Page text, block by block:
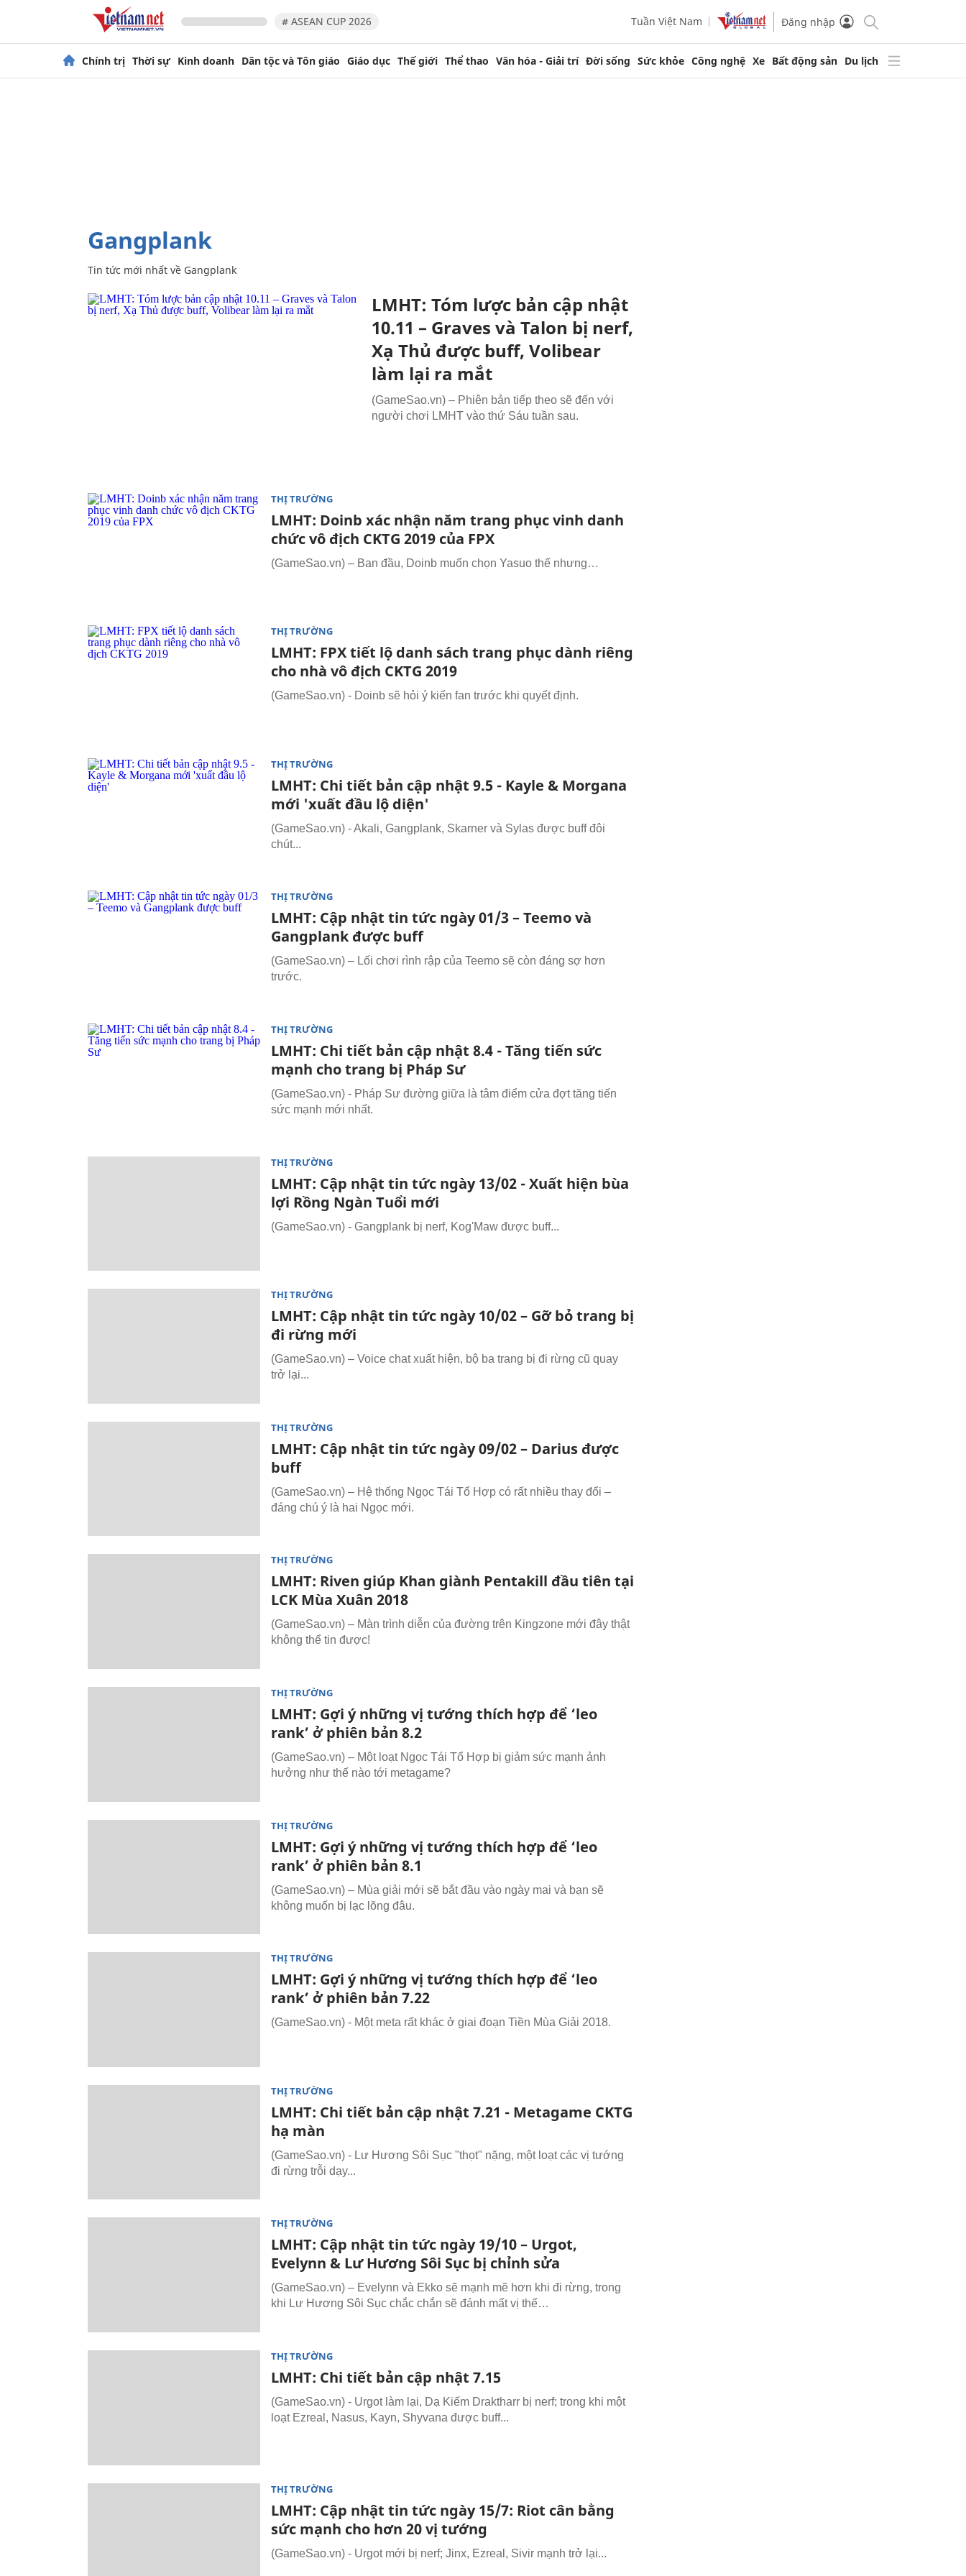
# ASEAN CUP 2026 Tuần Việt Nam Đăng nhập
Chính trị Thời sự Kinh doanh Dân tộc và Tôn giáo Giáo dục Thế giới Thể thao Văn hóa - Giải trí Đời sống Sức khỏe Công nghệ Xe Bất động sản Du lịch
Gangplank
Tin tức mới nhất về Gangplank
LMHT: Tóm lược bản cập nhật
10.11 – Graves và Talon bị nerf,
Xạ Thủ được buff, Volibear
làm lại ra mắt
(GameSao.vn) – Phiên bản tiếp theo sẽ đến với
người chơi LMHT vào thứ Sáu tuần sau.
THỊ TRƯỜNG
LMHT: Doinb xác nhận năm trang phục vinh danh
chức vô địch CKTG 2019 của FPX
(GameSao.vn) – Ban đầu, Doinb muốn chọn Yasuo thế nhưng…
THỊ TRƯỜNG
LMHT: FPX tiết lộ danh sách trang phục dành riêng
cho nhà vô địch CKTG 2019
(GameSao.vn) - Doinb sẽ hỏi ý kiến fan trước khi quyết định.
THỊ TRƯỜNG
LMHT: Chi tiết bản cập nhật 9.5 - Kayle & Morgana
mới 'xuất đầu lộ diện'
(GameSao.vn) - Akali, Gangplank, Skarner và Sylas được buff đôi
chút...
THỊ TRƯỜNG
LMHT: Cập nhật tin tức ngày 01/3 – Teemo và
Gangplank được buff
(GameSao.vn) – Lối chơi rình rập của Teemo sẽ còn đáng sợ hơn
trước.
THỊ TRƯỜNG
LMHT: Chi tiết bản cập nhật 8.4 - Tăng tiến sức
mạnh cho trang bị Pháp Sư
(GameSao.vn) - Pháp Sư đường giữa là tâm điểm cửa đợt tăng tiến
sức mạnh mới nhất.
THỊ TRƯỜNG
LMHT: Cập nhật tin tức ngày 13/02 - Xuất hiện bùa
lợi Rồng Ngàn Tuổi mới
(GameSao.vn) - Gangplank bị nerf, Kog'Maw được buff...
THỊ TRƯỜNG
LMHT: Cập nhật tin tức ngày 10/02 – Gỡ bỏ trang bị
đi rừng mới
(GameSao.vn) – Voice chat xuất hiện, bộ ba trang bị đi rừng cũ quay
trở lại...
THỊ TRƯỜNG
LMHT: Cập nhật tin tức ngày 09/02 – Darius được
buff
(GameSao.vn) – Hệ thống Ngọc Tái Tổ Hợp có rất nhiều thay đổi –
đáng chú ý là hai Ngọc mới.
THỊ TRƯỜNG
LMHT: Riven giúp Khan giành Pentakill đầu tiên tại
LCK Mùa Xuân 2018
(GameSao.vn) – Màn trình diễn của đường trên Kingzone mới đây thật
không thể tin được!
THỊ TRƯỜNG
LMHT: Gợi ý những vị tướng thích hợp để ‘leo
rank’ ở phiên bản 8.2
(GameSao.vn) – Một loạt Ngọc Tái Tổ Hợp bị giảm sức mạnh ảnh
hưởng như thế nào tới metagame?
THỊ TRƯỜNG
LMHT: Gợi ý những vị tướng thích hợp để ‘leo
rank’ ở phiên bản 8.1
(GameSao.vn) – Mùa giải mới sẽ bắt đầu vào ngày mai và bạn sẽ
không muốn bị lạc lõng đâu.
THỊ TRƯỜNG
LMHT: Gợi ý những vị tướng thích hợp để ‘leo
rank’ ở phiên bản 7.22
(GameSao.vn) - Một meta rất khác ở giai đoạn Tiền Mùa Giải 2018.
THỊ TRƯỜNG
LMHT: Chi tiết bản cập nhật 7.21 - Metagame CKTG
hạ màn
(GameSao.vn) - Lư Hương Sôi Sục "thọt" nặng, một loạt các vị tướng
đi rừng trỗi dạy...
THỊ TRƯỜNG
LMHT: Cập nhật tin tức ngày 19/10 – Urgot,
Evelynn & Lư Hương Sôi Sục bị chỉnh sửa
(GameSao.vn) – Evelynn và Ekko sẽ mạnh mẽ hơn khi đi rừng, trong
khi Lư Hương Sôi Sục chắc chắn sẽ đánh mất vị thế…
THỊ TRƯỜNG
LMHT: Chi tiết bản cập nhật 7.15
(GameSao.vn) - Urgot làm lại, Dạ Kiếm Draktharr bị nerf; trong khi một
loạt Ezreal, Nasus, Kayn, Shyvana được buff...
THỊ TRƯỜNG
LMHT: Cập nhật tin tức ngày 15/7: Riot cân bằng
sức mạnh cho hơn 20 vị tướng
(GameSao.vn) - Urgot mới bị nerf; Jinx, Ezreal, Sivir mạnh trở lại...